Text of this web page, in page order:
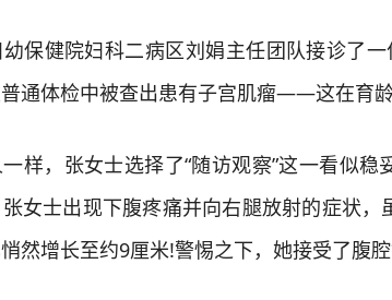
健院妇科二病区刘娟主任团队接诊了一
通体检中被查出患有子宫肌瘤——这在育龄
，张女士选择了“随访观察”这一看似稳
女士出现下腹疼痛并向右腿放射的症状
然增长至约9厘米!警惕之下，她接受了腹腔